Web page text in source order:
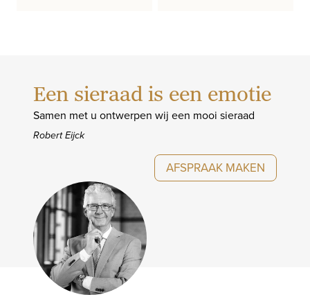
Een sieraad is een emotie
Samen met u ontwerpen wij een mooi sieraad
Robert Eijck
AFSPRAAK MAKEN